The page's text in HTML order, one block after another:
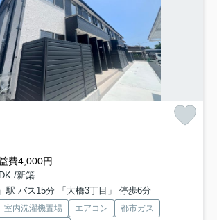
費4,000円
/新築
駅 バス15分 「大橋3丁目」 停歩6分
室内洗濯機置場 エアコン
都市ガス